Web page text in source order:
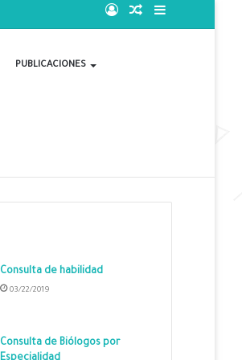
Barra
Publicación
Acceso
PUBLICACIONES
Consulta de habilidad
03/22/2019
Consulta de Biólogos por